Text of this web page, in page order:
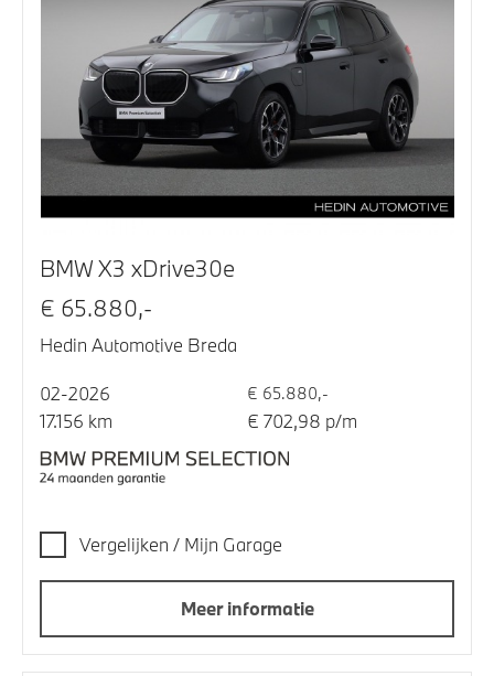
BMW X3 xDrive30e
€ 65.880,-
Hedin Automotive Breda
02-2026 € 65.880,-
17.156 km € 702,98 p/m
Vergelijken / Mijn Garage
Meer informatie